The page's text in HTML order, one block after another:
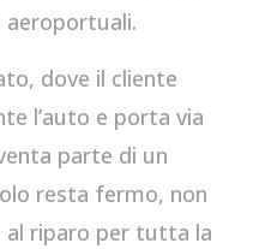
aeroportuali.
dove il cliente
l’auto e porta via
parte di un
resta fermo, non
al riparo per tutta la